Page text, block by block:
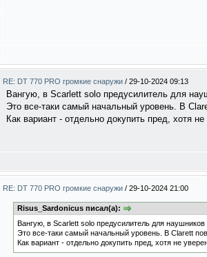
RE: DT 770 PRO громкие снаружи / 29-10-2024 09:13
Вангую, в Scarlett solo предусилитель для
Это все-таки самый начальный уровень. В
Как вариант - отдельно докупить пред, хотя
RE: DT 770 PRO громкие снаружи / 29-10-2024 21:00
Risus_Sardonicus писал(а):
Вангую, в Scarlett solo предусилитель для наушников
Это все-таки самый начальный уровень. В Clarett
Как вариант - отдельно докупить пред, хотя не